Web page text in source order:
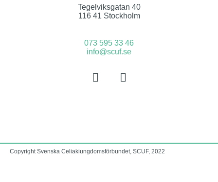
Tegelviksgatan 40
116 41 Stockholm
073 595 33 46
info@scuf.se
Copyright Svenska Celiakiungdomsförbundet, SCUF, 2022